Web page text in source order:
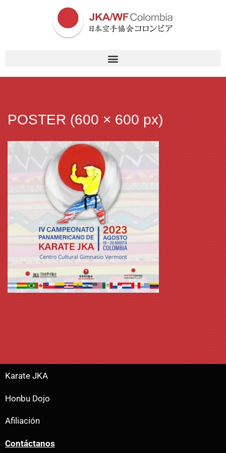
POSTER (600 × 600 px)
Karate JKA
Honbu Dojo
Afiliación
Contáctanos